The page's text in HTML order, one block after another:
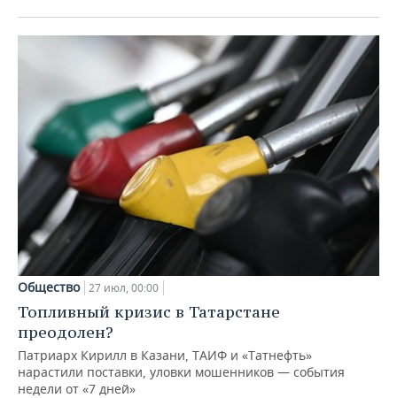
Общество 27 июл, 00:00
Топливный кризис в Татарстане
преодолен?
Патриарх Кирилл в Казани, ТАИФ и «Татнефть»
нарастили поставки, уловки мошенников — события
недели от «7 дней»